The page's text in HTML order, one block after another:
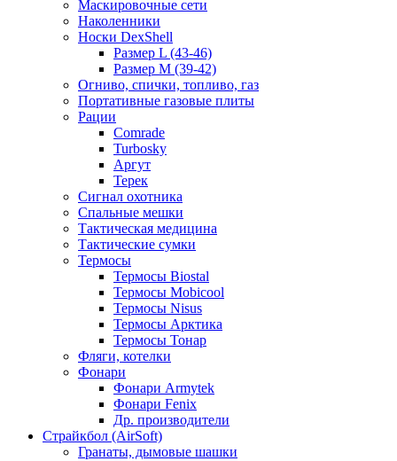
Маскировочные сети
Наколенники
Носки DexShell
Размер L (43-46)
Размер M (39-42)
Огниво, спички, топливо, газ
Портативные газовые плиты
Рации
Comrade
Turbosky
Аргут
Терек
Сигнал охотника
Спальные мешки
Тактическая медицина
Тактические сумки
Термосы
Термосы Biostal
Термосы Mobicool
Термосы Nisus
Термосы Арктика
Термосы Тонар
Фляги, котелки
Фонари
Фонари Armytek
Фонари Fenix
Др. производители
Страйкбол (AirSoft)
Гранаты, дымовые шашки